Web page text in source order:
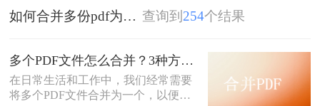
如何合并多份pdf为一份 查询到 254个结果
多个PDF文件怎么合并？3种方法，1分钟轻松搞定！!
在日常生活和工作中，我们经常需要
将多个PDF文件合并为一个，以便于